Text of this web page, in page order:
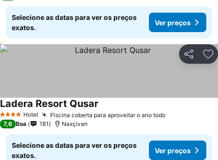
Selecione as datas para ver os preços
exatos.
Ver preços
Partilhar
4 EstrelasHotel Piscina coberta para aproveitar o ano todoVer preços
Ladera Resort Qusar
7,6 Boa 181 Naxçivan
Selecione as datas para ver os preços
exatos.
Ver preços